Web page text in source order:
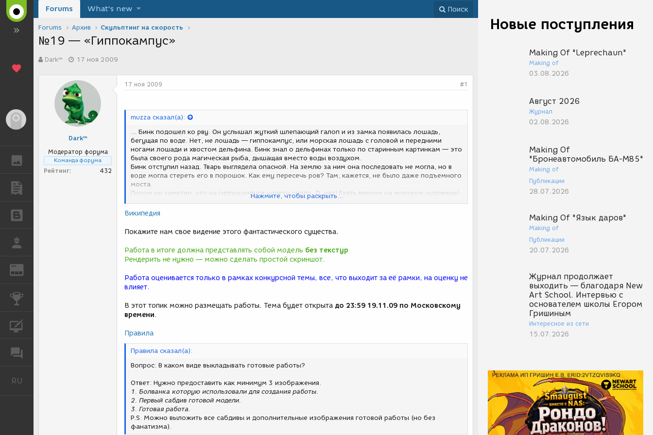
ГАЛЕРЕЯ
REN
RU
Новые поступления
Making Of "Leprechaun"
Making of
03.08.2026
Август 2026
Журнал
02.08.2026
Making Of
"Бронеавтомобиль БА-М85"
Making of
Публикации
28.07.2026
Making Of "Язык даров"
Making of
Публикации
20.07.2026
Журнал продолжает
выходить — благодаря New
Art School. Интервью с
основателем школы Егором
Гришиным
Интересное из сети
15.07.2026
Forums What's new Поиск
Forums Архив Скульптинг на скорость
№19 — «Гиппокампус»
в
Dark™
а
а
с
о
з
д
а
и
я
17 ноя 2009
Dark™
Модератор форума
Команда форума
Рейтинг 432
17 ноя 2009 #1
muzza сказал(а):
... Бинк подошел ко рву. Он услышал жуткий шлепающий галоп и из замка появилась лошадь,
бегущая по воде. Нет, не лошадь — гиппокампус, или морская лошадь с головой и передними
ногами лошади и хвостом дельфина. Бинк знал о дельфинах только по старинным картинкам — это
была своего рода магическая рыба, дышащая вместо воды воздухом.
Бинк отступил назад. Тварь выглядела опасной. На землю за ним она последовать не могла, но в
воде могла стереть его в порошок. Как ему пересечь ров? Там, кажется, не было даже подъемного
моста.
Потом он заметил, что на гиппокампусе надето седло. О, нет! Ехать верхом на морском чудовище!
Хотя явно требовалось именно это. Волшебник не желал тратить свое время на кого-то с
несерьезными намерениями. Если у него не хватало храбрости оседлать морскую лошадь, он не
заслуживал чести видеть Хамфри. В этом был виден извращенный смысл.
Действительно ли Бинк хотел получить ответ на свой вопрос? Заплатив за это годом службы?
... Он подошел к гиппокампусу, обождал на краю рва и взгромоздился в седло.
Существо отплыло от берега. Оно заржало, пустившись вдоль рва, а не поперек его. Жеребец
веселился, используя реку, словно гоночный трек, а Бинк отчаянно цеплялся за седло. Мощные
передние ноги гиппокампуса заканчивались скорее ластами, нежели копытами, отбрасывая с двух
находилось в покое, развернулся и молотил по воде с такой энергией, что седло ходило ходуном,
угрожая сбросить всадника.
Нажмите, чтобы раскрыть...
Википедия
Покажите нам свое видение этого фантастического существа.
Работа в итоге должна представлять собой модель без текстур
Рендерить не нужно — можно сделать простой скриншот.
Работа оценивается только в рамках конкурсной темы, все, что выходит за её рамки, на оценку не
влияет.
В этот топик можно размещать работы. Тема будет открыта до 23:59 19.11.09 по Московскому
времени.
Правила
Правила сказал(а):
Вопрос: В каком виде выкладывать готовые работы?
Ответ: Нужно предоставить как минимум 3 изображения.
1. Болванка которую использовали для создания работы.
2. Первый сабдив готовой модели.
3. Готовая работа.
P.S. Можно выложить все сабдивы и дополнительные изображения готовой работы (но без
фанатизма).